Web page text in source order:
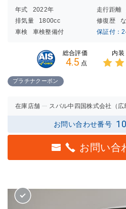
年式 2022年 走行距離
排気量
1800cc 修復歴
車検
車検整備付 保証付：
総合評価
4.5 点
内装
プラチナクーポン
在庫店舗 スバル中四国株式会社（
お問い合わせ番号
お問い合